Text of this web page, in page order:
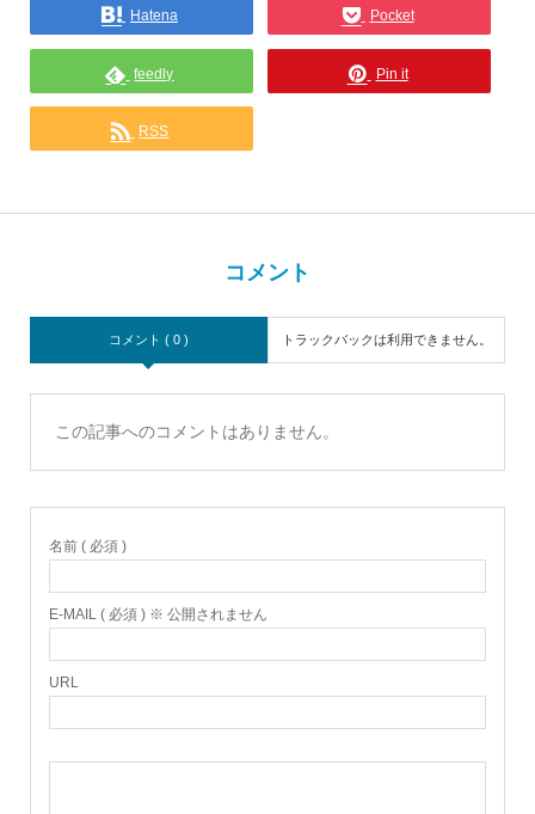
Hatena Pocket
feedly Pin it
RSS
コメント
コメント ( 0 ) トラックバックは利用できません。
この記事へのコメントはありません。
名前 ( 必須 )
E-MAIL ( 必須 ) ※ 公開されません
URL